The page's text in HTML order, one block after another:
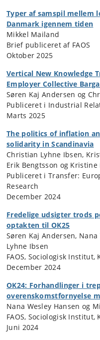
Typer af samspil mellem
Danmark igennem tiden
Mikkel Mailand
Brief publiceret af FAOS
Oktober 2025
Vertical New Knowledge
Employer Collective
Søren Kaj Andersen og
Publiceret i Industrial
Marts 2025
The politics of inflation
solidarity in Scandinavia
Christian Lyhne Ibsen,
Erik Bengtsson og Kristine
Publiceret i Transfer:
Research
December 2024
Fredelige udsigter trods
optakten til OK25
Søren Kaj Andersen,
Lyhne Ibsen
FAOS, Sociologisk
December 2024
OK24: Forhandlinger i
overenskomstfornyelse
Nana Wesley Hansen og
FAOS, Sociologisk
Juni 2024